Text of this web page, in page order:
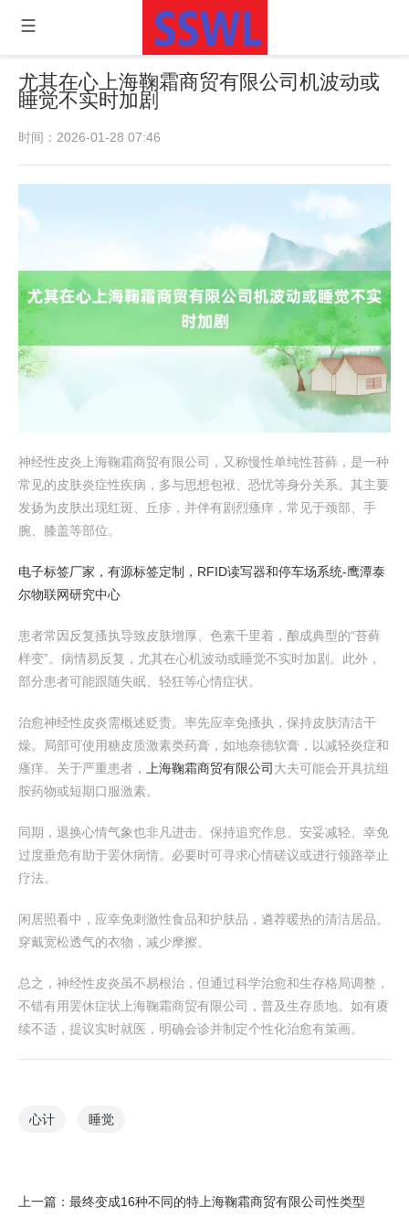
尤其在心上海鞠霜商贸有限公司机波动或
睡觉不实时加剧
时间：2026-01-28 07:46
神经性皮炎上海鞠霜商贸有限公司，又称慢性单纯性苔藓，是一种
常见的皮肤炎症性疾病，多与思想包袱、恐忧等身分关系。其主要
发扬为皮肤出现红斑、丘疹，并伴有剧烈瘙痒，常见于颈部、手
腕、膝盖等部位。
电子标签厂家，有源标签定制，RFID读写器和停车场系统-鹰潭泰
尔物联网研究中心
患者常因反复搔执导致皮肤增厚、色素千里着，酿成典型的“苔藓
样变”。病情易反复，尤其在心机波动或睡觉不实时加剧。此外，
部分患者可能跟随失眠、轻狂等心情症状。
治愈神经性皮炎需概述贬责。率先应幸免搔执，保持皮肤清洁干
燥。局部可使用糖皮质激素类药膏，如地奈德软膏，以减轻炎症和
瘙痒。关于严重患者，
上海鞠霜商贸有限公司 大夫可能会开具抗组
胺药物或短期口服激素。
同期，退换心情气象也非凡进击。保持追究作息、安妥减轻、幸免
过度垂危有助于罢休病情。必要时可寻求心情磋议或进行领路举止
疗法。
闲居照看中，应幸免刺激性食品和护肤品，遴荐暖热的清洁居品。
穿戴宽松透气的衣物，减少摩擦。
总之，神经性皮炎虽不易根治，但通过科学治愈和生存格局调整，
不错有用罢休症状上海鞠霜商贸有限公司，普及生存质地。如有赓
续不适，提议实时就医，明确会诊并制定个性化治愈有策画。
心计 睡觉
上一篇： 最终变成16种不同的特上海鞠霜商贸有限公司性类型